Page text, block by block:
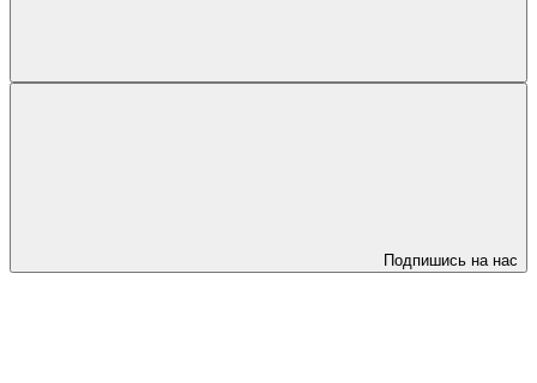
Подпишись на нас